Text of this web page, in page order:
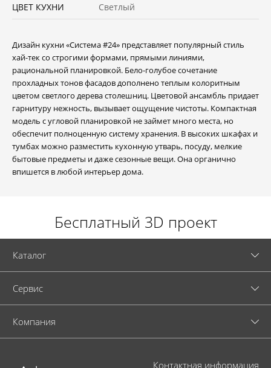
ЦВЕТ КУХНИ Светлый
Дизайн кухни «Система #24» представляет популярный стиль
хай-тек со строгими формами, прямыми линиями,
рациональной планировкой. Бело-голубое сочетание
прохладных тонов фасадов дополнено теплым колоритным
цветом светлого дерева столешниц. Цветовой ансамбль придает
гарнитуру нежность, вызывает ощущение чистоты. Компактная
модель с угловой планировкой не займет много места, но
обеспечит полноценную систему хранения. В высоких шкафах и
тумбах можно разместить кухонную утварь, посуду, мелкие
бытовые предметы и даже сезонные вещи. Она органично
впишется в любой интерьер дома.
Бесплатный 3D проект
Каталог
Cервис
Компания
Контактная информация